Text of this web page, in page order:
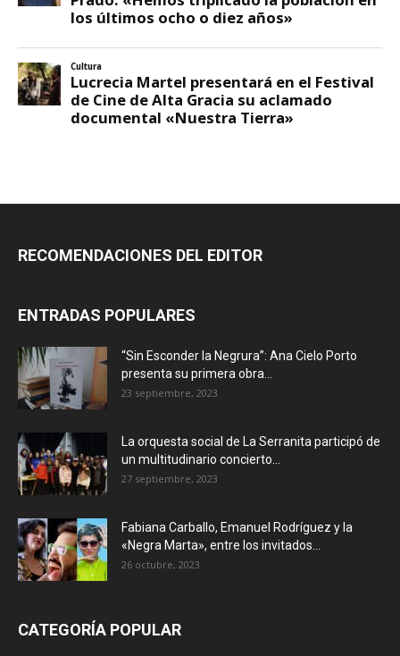
RECOMENDACIONES DEL EDITOR
ENTRADAS POPULARES
“Sin Esconder la Negrura”: Ana Cielo Porto
presenta su primera obra...
23 septiembre, 2023
La orquesta social de La Serranita participó de
un multitudinario concierto...
27 septiembre, 2023
Fabiana Carballo, Emanuel Rodríguez y la
«Negra Marta», entre los invitados...
26 octubre, 2023
CATEGORÍA POPULAR